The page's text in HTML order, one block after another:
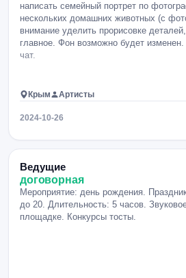
написать семейный портрет по
нескольких домашних животных (с
внимание уделить прорисовке
главное. Фон возможно будет
чат.
Крым Артисты
2024-10-26
Ведущие
договорная
Мероприятие: день рождения.
до 20. Длительность: 5 часов.
площадке. Конкурсы тосты.